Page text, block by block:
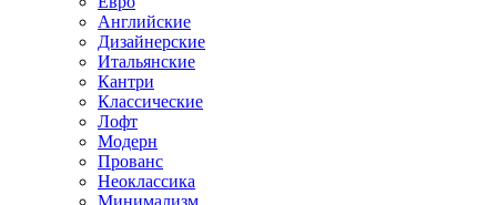
Английские
Дизайнерские
Итальянские
Кантри
Классические
Лофт
Модерн
Прованс
Неоклассика
Минимализм